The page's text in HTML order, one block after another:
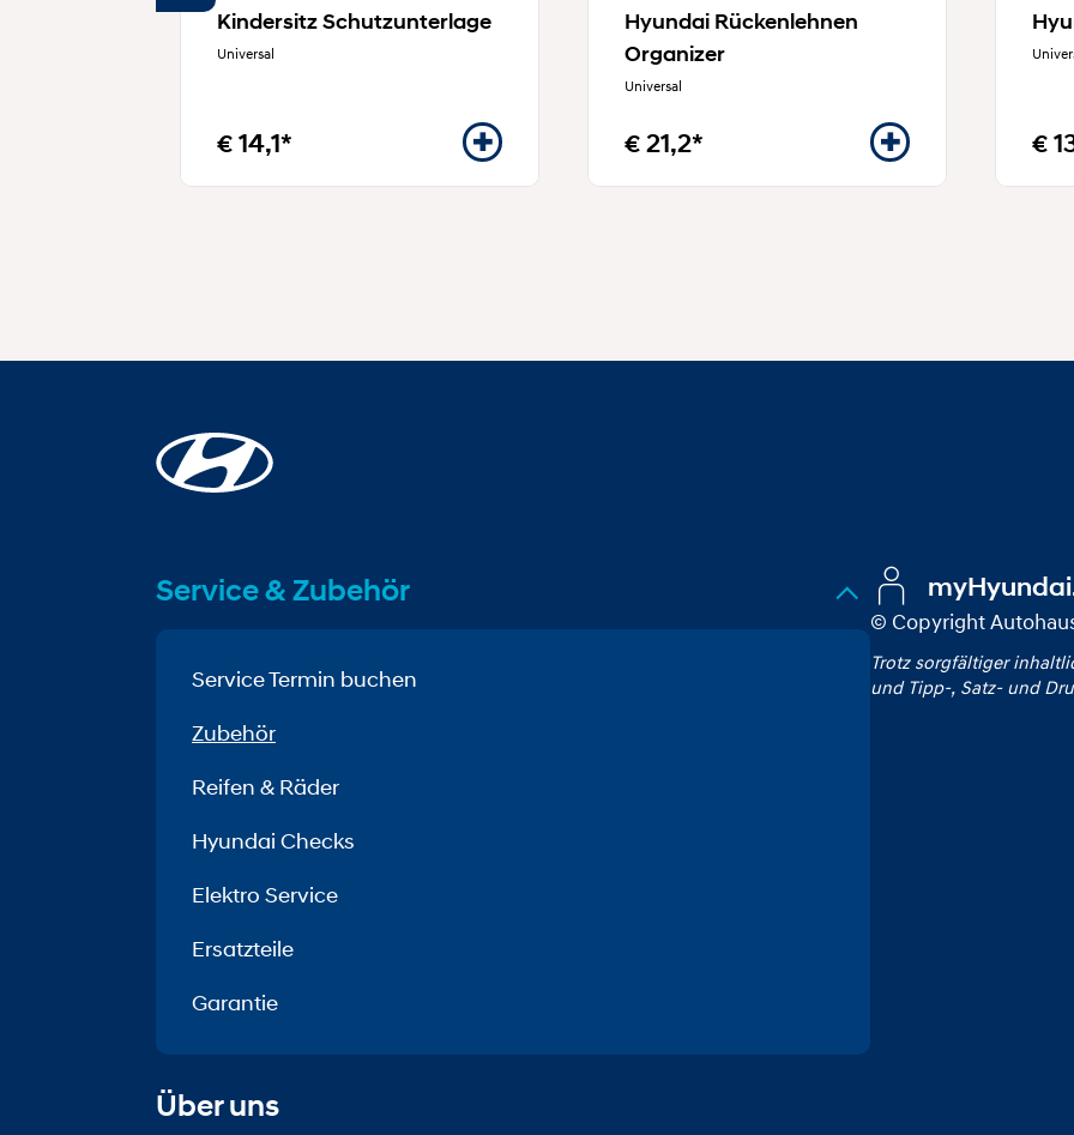
Kindersitz Schutzunterlage
Universal
€ 14,1*
Hyundai Rückenlehnen
Organizer
Universal
€ 21,2* €
Service & Zubehör
Service Termin buchen
Zubehör
Reifen & Räder
Hyundai Checks
Elektro Service
Ersatzteile
Garantie
Über uns
© Copyright
Trotz sorgfältiger
und Tipp‑, Satz‑ und